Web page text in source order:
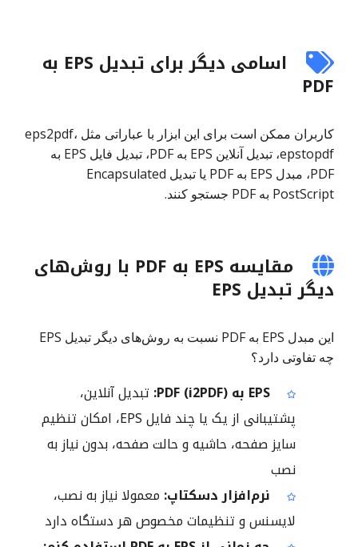
اسامی دیگر برای تبدیل EPS به
PDF
کاربران ممکن است برای این ابزار با عباراتی مثل eps2pdf،
epstopdf، تبدیل آنلاین EPS به PDF، تبدیل فایل EPS به
PDF، مبدل EPS به PDF یا تبدیل Encapsulated
PostScript به PDF جستجو کنند.
مقایسه EPS به PDF با روش‌های
دیگر تبدیل EPS
این مبدل EPS به PDF نسبت به روش‌های دیگر تبدیل EPS
چه تفاوتی دارد؟
EPS به PDF (i2PDF):
تبدیل آنلاین،
پشتیبانی از یک یا چند فایل EPS، امکان تنظیم
سایز صفحه، حاشیه و حالت صفحه، بدون نیاز به
نصب
نرم‌افزار دسکتاپ: معمولا نیاز به نصب،
لایسنس و تنظیمات مخصوص هر دستگاه دارد